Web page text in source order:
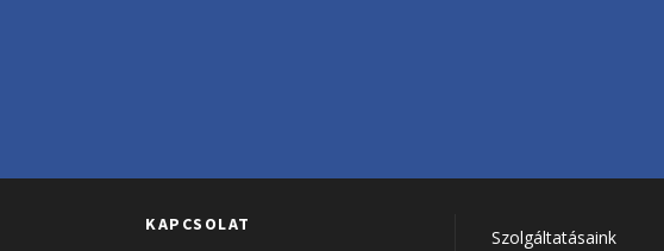
KAPCSOLAT
Szolgáltatásaink